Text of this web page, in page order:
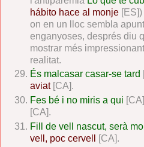
hábito hace al monje
on en un lloc sembla
enganyoses, després diu
mostrar més
realitat.
És malcasar casar-se tard
aviat[CA].
Fes bé i no miris a qui
[CA].
Fill de vell nascut, serà
vell, poc cervell
[CA].